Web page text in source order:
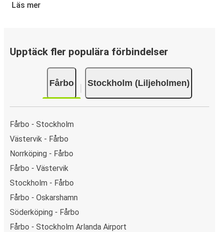
Stockholm (Liljeholmen)
bara några få klick. När du köper din biljett på hemsidan
betalningsmetoder: kort, Swish, PayPal, Google Pay eller
Apple Pay. N/A.
Läs mer
Upptäck fler populära förbindelser
Fårbo Stockholm (Liljeholmen)
Fårbo - Stockholm
Västervik - Fårbo
Norrköping - Fårbo
Fårbo - Västervik
Stockholm - Fårbo
Fårbo - Oskarshamn
Söderköping - Fårbo
Fårbo - Stockholm Arlanda Airport